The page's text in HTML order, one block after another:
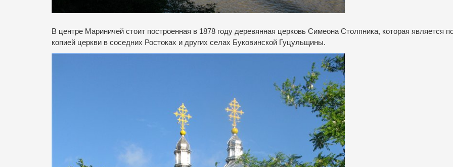
В центре Мариничей стоит построенная в 1878 году деревянная церковь Симеона Столпника, которая является
копией церкви в соседних Ростоках и других селах Буковинской Гуцульщины.